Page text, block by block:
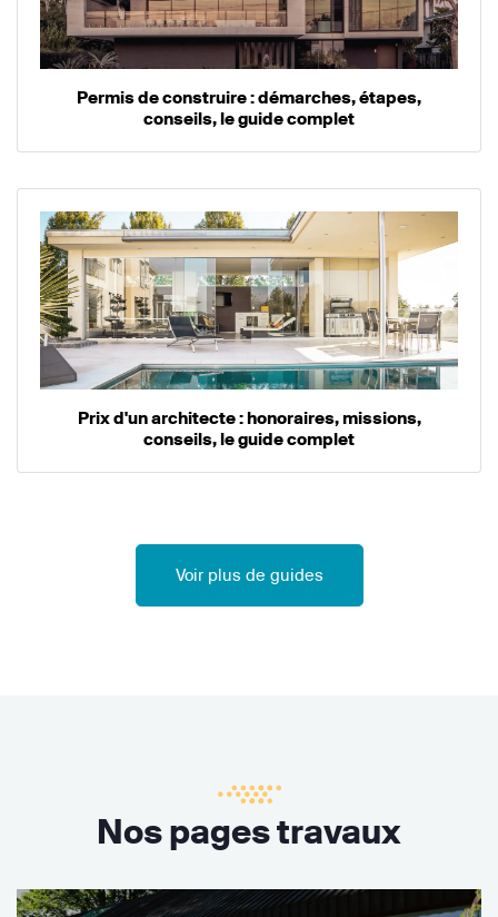
Permis de construire : démarches, étapes,
conseils, le guide complet
Prix d'un architecte : honoraires, missions,
conseils, le guide complet
Voir plus de guides
Nos pages travaux